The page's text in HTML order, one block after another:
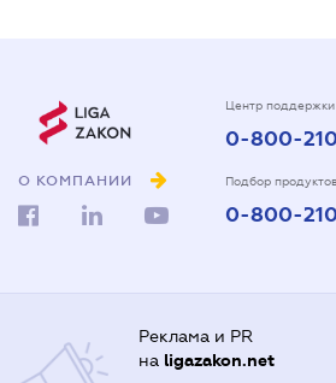
О КОМПАНИИ
Центр поддержки
0-800-
Подбор
0-800-
Реклама и PR
на ligazakon.net